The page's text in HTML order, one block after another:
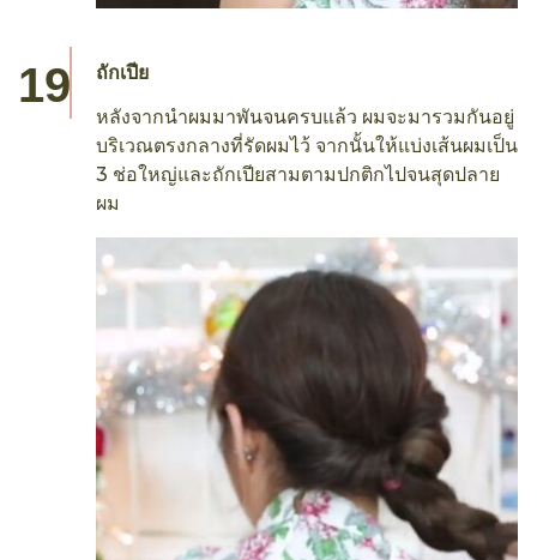
ถักเปีย
หลังจากนำผมมาพันจนครบแล้ว ผมจะมารวมกันอยู่
บริเวณตรงกลางที่รัดผมไว้ จากนั้นให้แบ่งเส้นผมเป็น
3 ช่อใหญ่และถักเปียสามตามปกติกไปจนสุดปลาย
ผม